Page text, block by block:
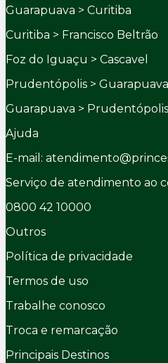
Guarapuava > Curitiba
Curitiba > Francisco Beltrão
Foz do Iguaçu > Cascavel
Prudentópolis > Guarapuava
Guarapuava > Prudentópolis
Ajuda
E-mail:
Serviço de atendimento ao
0800 42 10000
Outros
Política de privacidade
Termos de uso
Trabalhe conosco
Troca e remarcação
Principais Destinos